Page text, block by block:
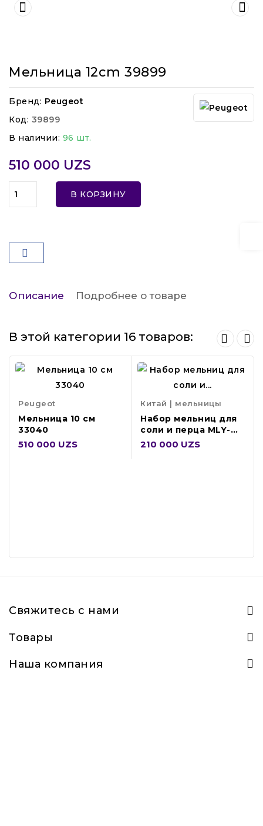
Мельница 12cm 39899
Бренд: Peugeot
Код: 39899
В наличии: 96 шт.
510 000 UZS
В КОРЗИНУ
Описание Подробнее о товаре
В этой категории 16 товаров:
Peugeot
Мельница 10 см
33040
510 000 UZS
Китай | мельницы
Набор мельниц для
соли и перца MLY-
26008
210 000 UZS
Свяжитесь с нами
Товары
Наша компания